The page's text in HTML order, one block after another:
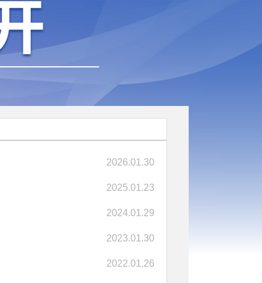
2026.01.30
2025.01.23
2024.01.29
2023.01.30
2022.01.26